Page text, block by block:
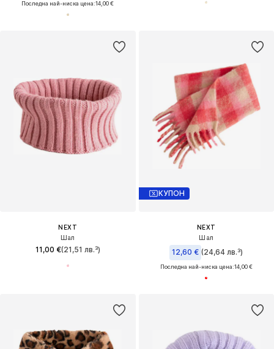
Последна най-ниска цена:14,00 €
NEXT
Шал
11,00 €(21,51 лв.³)
КУПОН
NEXT
Шал
12,60 € (24,64 лв.³)
Последна най-ниска цена:14,00 €